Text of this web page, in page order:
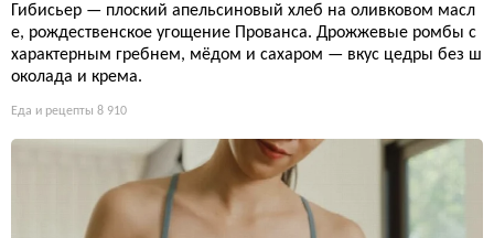
Гибисьер — плоский апельсиновый хлеб на оливковом масл
е, рождественское угощение Прованса. Дрожжевые ромбы с
характерным гребнем, мёдом и сахаром — вкус цедры без ш
околада и крема.
Еда и рецепты 8 910